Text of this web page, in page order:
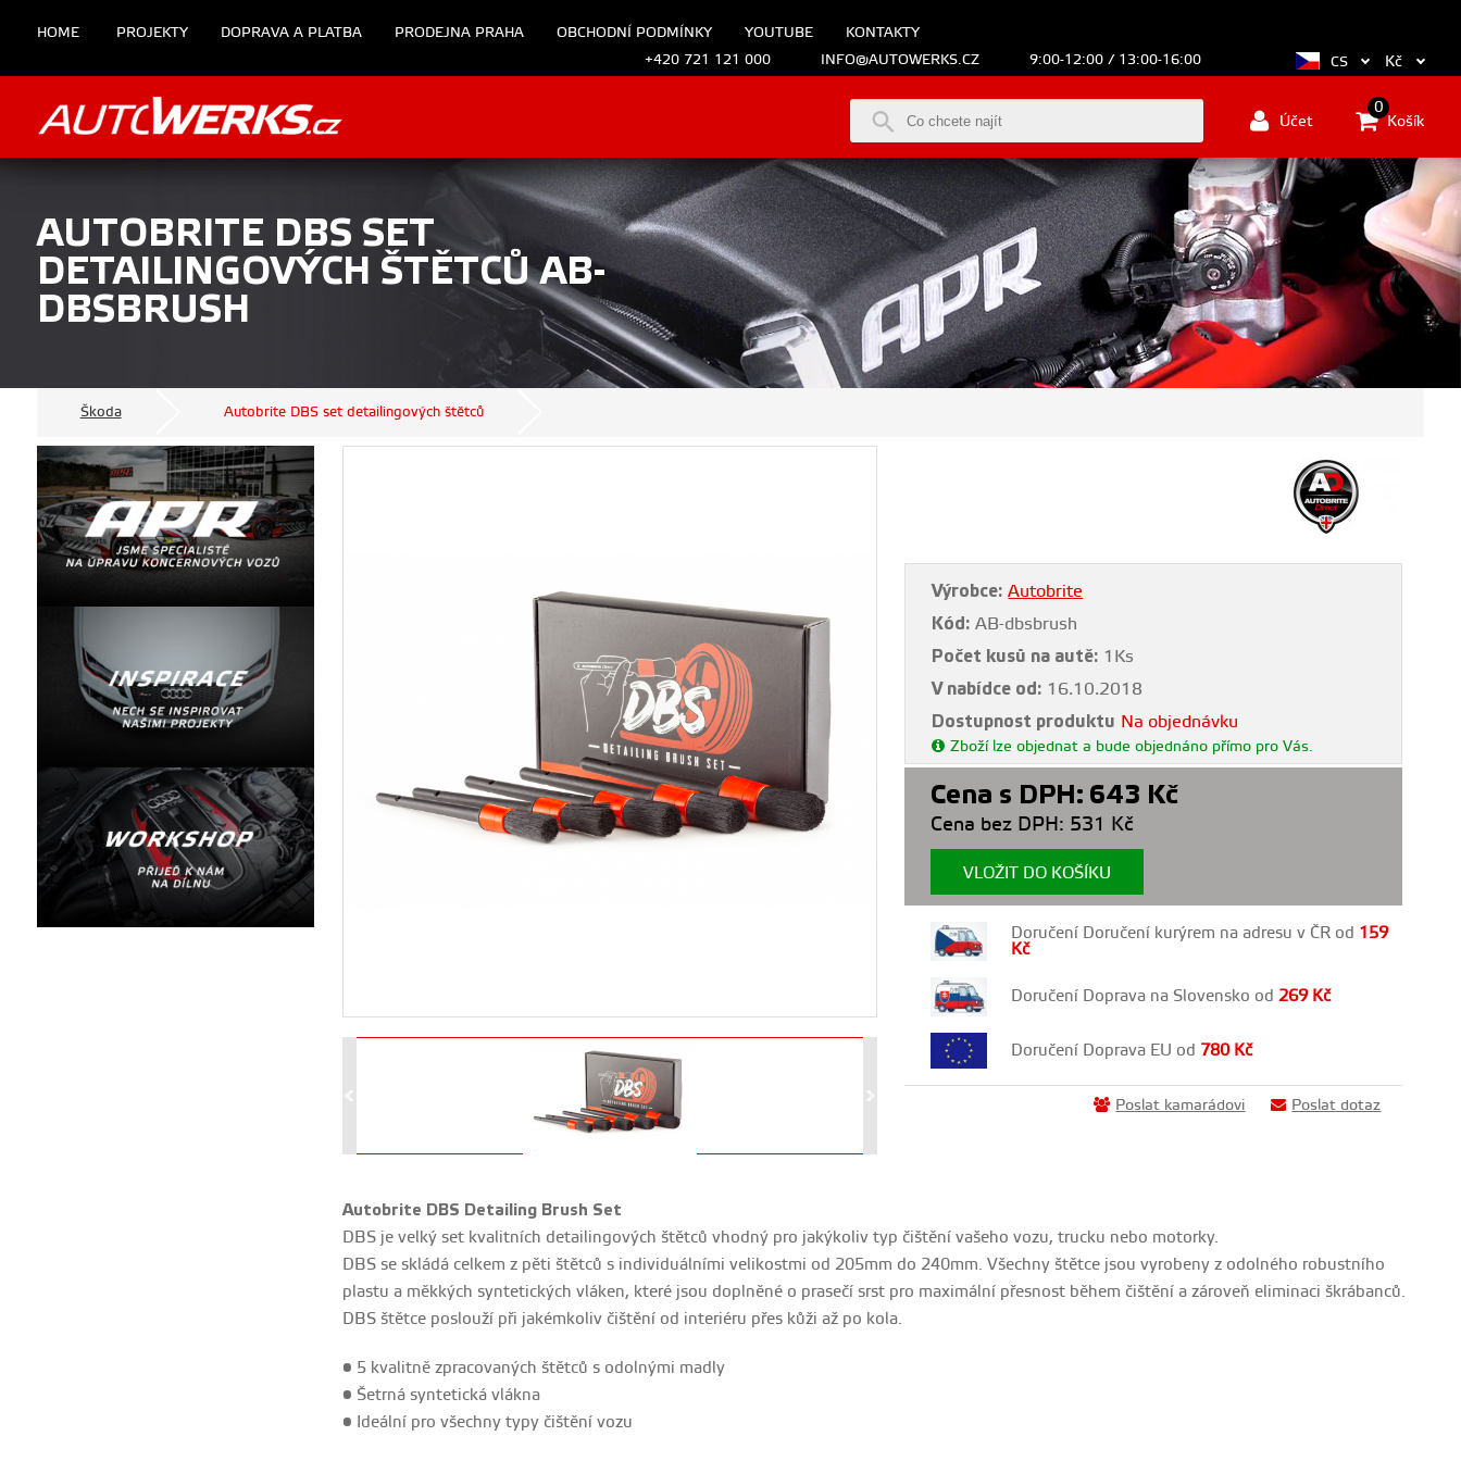
HOME PROJEKTY DOPRAVA A PLATBA PRODEJNA PRAHA OBCHODNÍ PODMÍNKY YOUTUBE
KONTAKTY
+420 721 121 000
INFO@AUTOWERKS.CZ 9:00-12:00 / 13:00-16:00 CS Kč
Účet Košík
0
AUTOBRITE DBS SET
DETAILINGOVÝCH ŠTĚTCŮ AB-
DBSBRUSH
Škoda Autobrite DBS set detailingových štětců
Výrobce: Autobrite
Kód: AB-dbsbrush
Počet kusů na autě: 1Ks
V nabídce od: 16.10.2018
Dostupnost produktu Na objednávku
Zboží lze objednat a bude objednáno přímo pro Vás.
Cena s DPH: 643 Kč
Cena bez DPH: 531 Kč
VLOŽIT DO KOŠÍKU
Doručení Doručení kurýrem na adresu v ČR od 159
Kč
Doručení Doprava na Slovensko od269 Kč
Doručení Doprava EU od 780 Kč
Poslat kamarádovi Poslat dotaz
Autobrite DBS Detailing Brush Set
DBS je velký set kvalitních detailingových štětců vhodný pro jakýkoliv typ čištění vašeho vozu, trucku nebo motorky.
DBS se skládá celkem z pěti štětců s individuálními velikostmi od 205mm do 240mm. Všechny štětce jsou vyrobeny z odolného robustního
plastu a měkkých syntetických vláken, které jsou doplněné o prasečí srst pro maximální přesnost během čištění a zároveň eliminaci škrábanců.
DBS štětce poslouží při jakémkoliv čištění od interiéru přes kůži až po kola.
• 5 kvalitně zpracovaných štětců s odolnými madly
• Šetrná syntetická vlákna
• Ideální pro všechny typy čištění vozu